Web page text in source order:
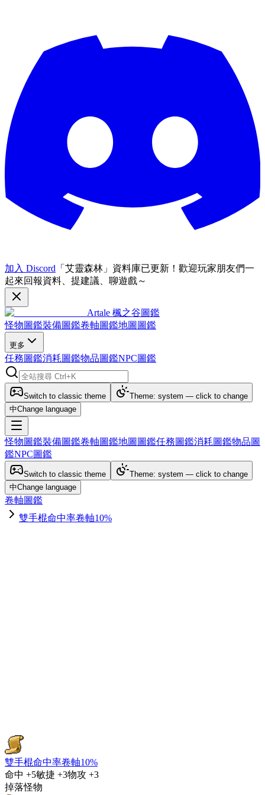
加入 Discord 「艾靈森林」資料庫已更新！歡迎玩家朋友們一
起來回報資料、提建議、聊遊戲～
Artale 楓之谷圖鑑
怪物圖鑑裝備圖鑑卷軸圖鑑地圖圖鑑
更多
任務圖鑑消耗圖鑑物品圖鑑NPC圖鑑
Switch to classic theme
Theme: system — click to change
中Change language
怪物圖鑑裝備圖鑑卷軸圖鑑地圖圖鑑任務圖鑑消耗圖鑑物品圖
鑑NPC圖鑑
Switch to classic theme
Theme: system — click to change
中Change language
卷軸圖鑑
雙手棍命中率卷軸10%
雙手棍命中率卷軸10%
命中 +5敏捷 +3物攻 +3
掉落怪物